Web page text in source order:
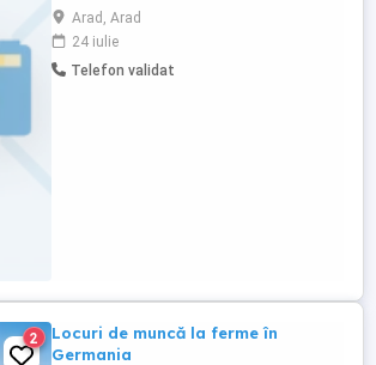
betonul proaspat efectuare determinari
GTF pe santier
Arad, Arad
24 iulie
Telefon validat
2
Locuri de muncă la ferme în
Germania